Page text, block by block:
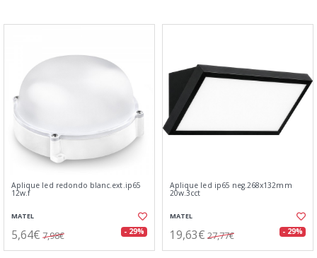
Aplique led redondo blanc.ext.ip65
12w.f
MATEL
5,64€ 7,98€ - 29%
Aplique led ip65 neg.268x132mm
20w.3cct
MATEL
19,63€ 27,77€ - 29%